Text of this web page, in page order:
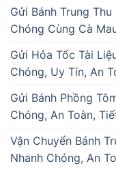
Gửi Bánh Trung
Chóng Cùng Cà
Gửi Hỏa Tốc Tài
Chóng, Uy Tín, An
Gửi Bánh Phồng
Chóng, An Toàn,
Vận Chuyển Bánh
Nhanh Chóng, An